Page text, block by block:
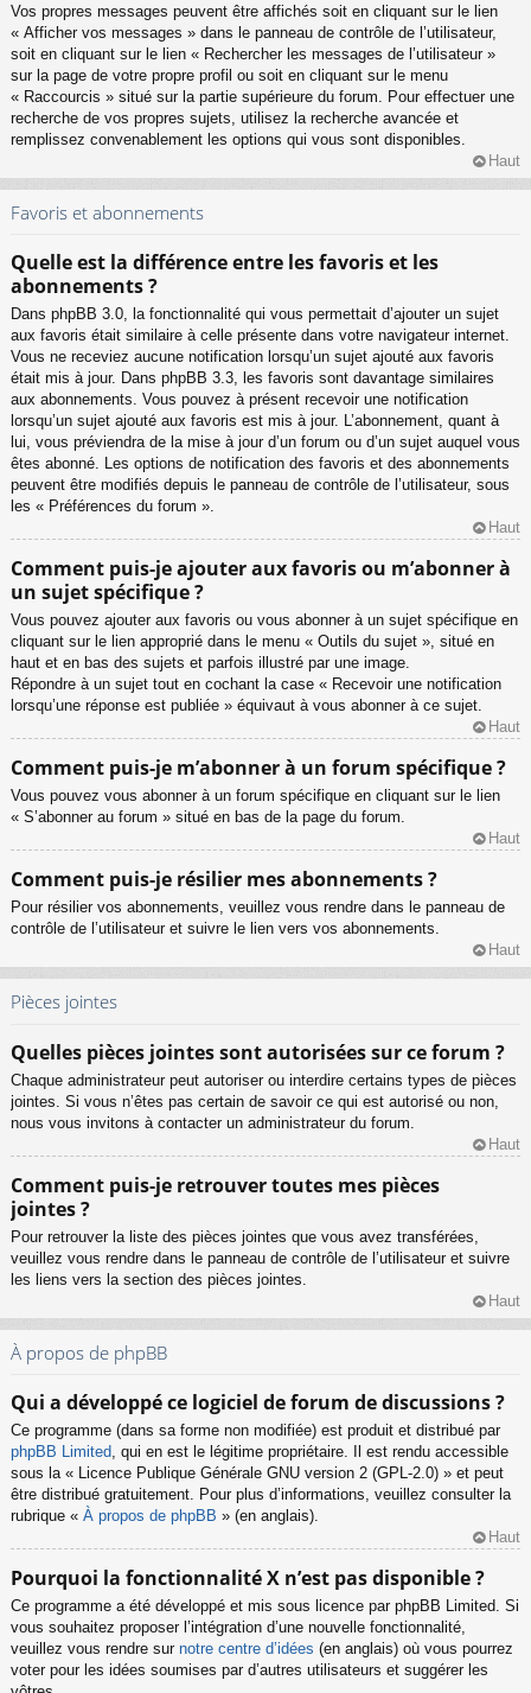
Vos propres messages peuvent être affichés soit en cliquant sur le lien
« Afficher vos messages » dans le panneau de contrôle de l’utilisateur,
soit en cliquant sur le lien « Rechercher les messages de l’utilisateur »
sur la page de votre propre profil ou soit en cliquant sur le menu
« Raccourcis » situé sur la partie supérieure du forum. Pour effectuer une
recherche de vos propres sujets, utilisez la recherche avancée et
remplissez convenablement les options qui vous sont disponibles.
Haut
Favoris et abonnements
Quelle est la différence entre les favoris et les
abonnements ?
Dans phpBB 3.0, la fonctionnalité qui vous permettait d’ajouter un sujet
aux favoris était similaire à celle présente dans votre navigateur internet.
Vous ne receviez aucune notification lorsqu’un sujet ajouté aux favoris
était mis à jour. Dans phpBB 3.3, les favoris sont davantage similaires
aux abonnements. Vous pouvez à présent recevoir une notification
lorsqu’un sujet ajouté aux favoris est mis à jour. L’abonnement, quant à
lui, vous préviendra de la mise à jour d’un forum ou d’un sujet auquel vous
êtes abonné. Les options de notification des favoris et des abonnements
peuvent être modifiés depuis le panneau de contrôle de l’utilisateur, sous
les « Préférences du forum ».
Haut
Comment puis-je ajouter aux favoris ou m’abonner à
un sujet spécifique ?
Vous pouvez ajouter aux favoris ou vous abonner à un sujet spécifique en
cliquant sur le lien approprié dans le menu « Outils du sujet », situé en
haut et en bas des sujets et parfois illustré par une image.
Répondre à un sujet tout en cochant la case « Recevoir une notification
lorsqu’une réponse est publiée » équivaut à vous abonner à ce sujet.
Haut
Comment puis-je m’abonner à un forum spécifique ?
Vous pouvez vous abonner à un forum spécifique en cliquant sur le lien
« S’abonner au forum » situé en bas de la page du forum.
Haut
Comment puis-je résilier mes abonnements ?
Pour résilier vos abonnements, veuillez vous rendre dans le panneau de
contrôle de l’utilisateur et suivre le lien vers vos abonnements.
Haut
Pièces jointes
Quelles pièces jointes sont autorisées sur ce forum ?
Chaque administrateur peut autoriser ou interdire certains types de pièces
jointes. Si vous n’êtes pas certain de savoir ce qui est autorisé ou non,
nous vous invitons à contacter un administrateur du forum.
Haut
Comment puis-je retrouver toutes mes pièces
jointes ?
Pour retrouver la liste des pièces jointes que vous avez transférées,
veuillez vous rendre dans le panneau de contrôle de l’utilisateur et suivre
les liens vers la section des pièces jointes.
Haut
À propos de phpBB
Qui a développé ce logiciel de forum de discussions ?
Ce programme (dans sa forme non modifiée) est produit et distribué par
phpBB Limited, qui en est le légitime propriétaire. Il est rendu accessible
sous la « Licence Publique Générale GNU version 2 (GPL-2.0) » et peut
être distribué gratuitement. Pour plus d’informations, veuillez consulter la
rubrique « À propos de phpBB » (en anglais).
Haut
Pourquoi la fonctionnalité X n’est pas disponible ?
Ce programme a été développé et mis sous licence par phpBB Limited. Si
vous souhaitez proposer l’intégration d’une nouvelle fonctionnalité,
veuillez vous rendre sur notre centre d’idées (en anglais) où vous pourrez
voter pour les idées soumises par d’autres utilisateurs et suggérer les